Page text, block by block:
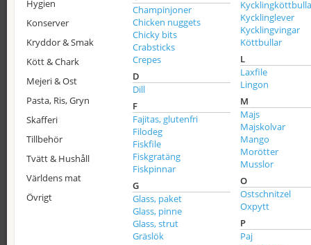
Hygien
Konserver
Kryddor & Smak
Kött & Chark
Mejeri & Ost
Pasta, Ris, Gryn
Skafferi
Tillbehör
Tvätt & Hushåll
Världens mat
Övrigt
Champinjoner
Chicken nuggets
Chicky bits
Crabsticks
Crepes
D
Dill
F
Fajitas, glutenfri
Filodeg
Fiskfile
Fiskgratäng
Fiskpinnar
G
Glass, paket
Glass, pinne
Glass, strut
Gräslök
Kycklinglever
Kycklingvingar
Köttbullar
L
Laxfile
Lingon
M
Majs
Majskolvar
Mango
Morötter
Musslor
O
Ostschnitzel
Oxpytt
P
Paj